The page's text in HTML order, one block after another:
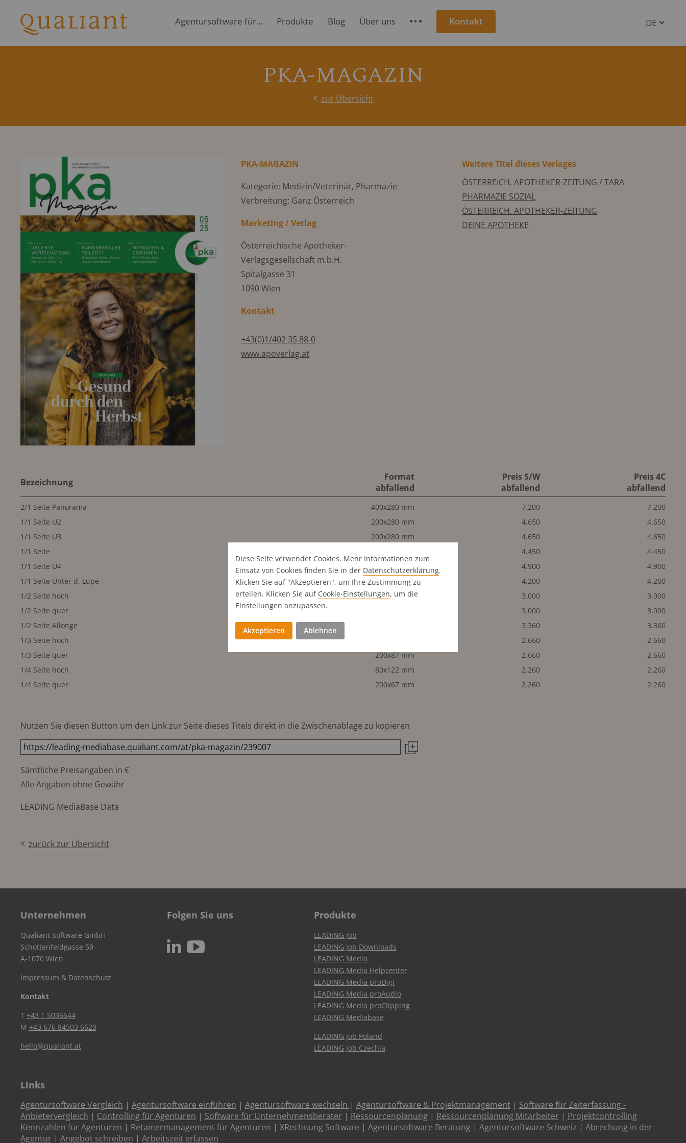
Agentursoftware für... Produkte Blog Über uns S Kontakt
DE
PKA-MAGAZIN
zur Übersicht
PKA-MAGAZIN
Kategorie: Medizin/Veterinär, Pharmazie
Verbreitung: Ganz Österreich
Marketing / Verlag
Österreichische Apotheker-
Verlagsgesellschaft m.b.H.
Spitalgasse 31
1090 Wien
Kontakt
+43(0)1/402 35 88-0
www.apoverlag.at
Weitere Titel dieses Verlages
ÖSTERREICH. APOTHEKER-ZEITUNG / TARA
PHARMAZIE SOZIAL
ÖSTERREICH. APOTHEKER-ZEITUNG
DEINE APOTHEKE
Bezeichnung
Format
abfallend
Preis S/W
abfallend
Preis 4C
abfallend
2/1 Seite Panorama 400x280 mm 7.200
7.200
1/1 Seite U2
200x280 mm 4.650
4.650
1/1 Seite U3
200x280 mm 4.650
4.650
1/1 Seite
4.450
4.450
1/1 Seite U4
200x280 mm 4.900
4.900
1/1 Seite Unter d. Lupe
200x280 mm 4.200
4.200
1/2 Seite hoch
100x280 mm 3.000
3.000
1/2 Seite quer
3.000
3.000
1/2 Seite Allonge
3.360
3.360
1/3 Seite hoch
2.660
2.660
1/3 Seite quer
200x87 mm 2.660
2.660
1/4 Seite hoch
80x122 mm 2.260
2.260
1/4 Seite quer
200x67 mm 2.260 2.260
Nutzen Sie diesen Button um den Link zur Seite dieses Titels direkt in die Zwischenablage zu kopieren
Sämtliche Preisangaben in €
Alle Angaben ohne Gewähr
LEADING MediaBase Data
zurück zur Übersicht
Unternehmen
Qualiant Software GmbH
Schottenfeldgasse 59
A-1070 Wien
Impressum & Datenschutz
Kontakt
T +43 1 5036644
M +43 676 84503 6620
hello@qualiant.at
Folgen Sie uns
N c
Produkte
LEADING Job
LEADING Job Downloads
LEADING Media
LEADING Media Helpcenter
LEADING Media proDigi
LEADING Media proAudio
LEADING Media proClipping
LEADING Mediabase
LEADING Job Poland
LEADING Job Czechia
Links
Agentursoftware Vergleich | Agentursoftware einführen | Agentursoftware wechseln | Agentursoftware & Projektmanagement| Software für Zeiterfassung -
Anbietervergleich | Controlling für Agenturen | Software für Unternehmensberater | Ressourcenplanung| Ressourcenplanung Mitarbeiter | Projektcontrolling
Kennzahlen für Agenturen | Retainermanagement für Agenturen | XRechnung Software | Agentursoftware Beratung| Agentursoftware Schweiz | Abrechung in der
Agentur | Angebot schreiben | Arbeitszeit erfassen
Diese Seite verwendet Cookies. Mehr Informationen zum
Einsatz von Cookies finden Sie in der Datenschutz­erklärung.
Klicken Sie auf "Akzeptieren", um Ihre Zustimmung zu
erteilen. Klicken Sie auf Cookie-Einstellungen, um die
Einstellungen anzupassen.
Akzeptieren Ablehnen